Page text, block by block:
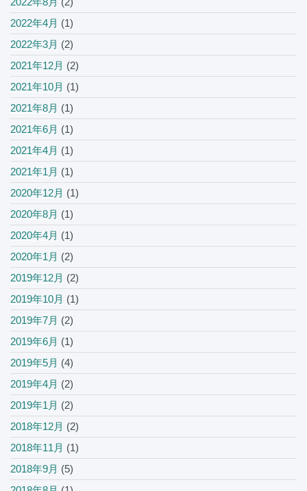
2022年4月 (1)
2022年3月 (2)
2021年12月 (2)
2021年10月 (1)
2021年8月 (1)
2021年6月 (1)
2021年4月 (1)
2021年1月 (1)
2020年12月 (1)
2020年8月 (1)
2020年4月 (1)
2020年1月 (2)
2019年12月 (2)
2019年10月 (1)
2019年7月 (2)
2019年6月 (1)
2019年5月 (4)
2019年4月 (2)
2019年1月 (2)
2018年12月 (2)
2018年11月 (1)
2018年9月 (5)